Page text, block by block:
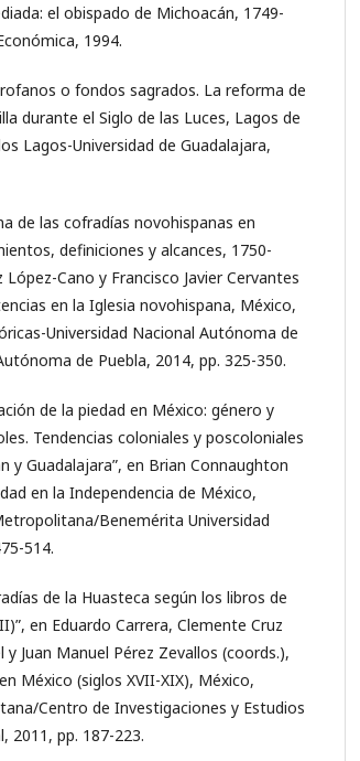
el obispado de Michoacán, 1749-
1994.
o fondos sagrados. La reforma de
durante el Siglo de las Luces, Lagos de
Lagos-Universidad de Guadalajara,
de las cofradías novohispanas en
definiciones y alcances, 1750-
Cano y Francisco Javier Cervantes
en la Iglesia novohispana, México,
Universidad Nacional Autónoma de
de Puebla, 2014, pp. 325-350.
de la piedad en México: género y
Tendencias coloniales y poscoloniales
y Guadalajara”, en Brian Connaughton
en la Independencia de México,
Benemérita Universidad
514.
de la Huasteca según los libros de
en Eduardo Carrera, Clemente Cruz
Juan Manuel Pérez Zevallos (coords.),
México (siglos XVII-XIX), México,
Centro de Investigaciones y Estudios
2011, pp. 187-223.